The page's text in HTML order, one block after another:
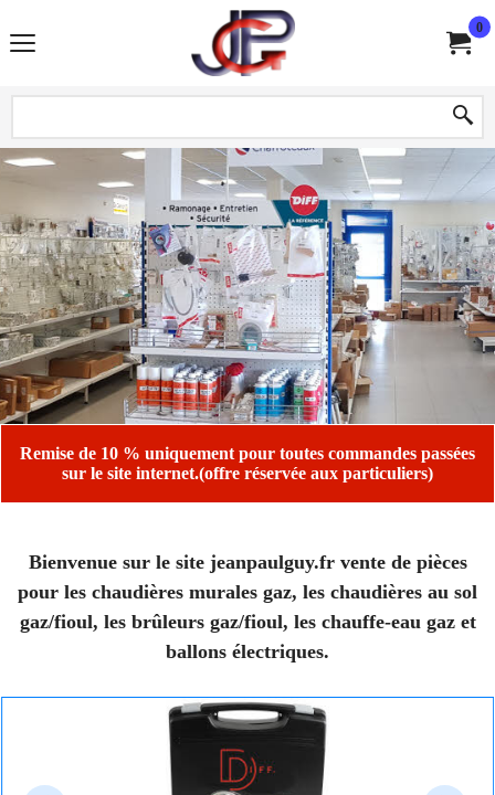
0
Remise de 10 % uniquement pour toutes commandes passées
sur le site internet.(offre réservée aux particuliers)
Bienvenue sur le site jeanpaulguy.fr vente de pièces
pour les chaudières murales gaz, les chaudières au sol
gaz/fioul, les brûleurs gaz/fioul, les chauffe-eau gaz et
ballons électriques.